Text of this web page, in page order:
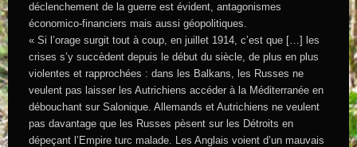
déclenchement de la guerre est évident, antagonismes
économico-financiers mais aussi géopolitiques.
« Si l’orage surgit tout à coup, en juillet 1914, c’est que […] les
crises s’y succèdent depuis le début du siècle, de plus en plus
violentes et rapprochées : dans les Balkans, les Russes ne
veulent pas laisser les Autrichiens accéder à la Méditerranée en
débouchant sur Salonique. Allemands et Autrichiens ne veulent
pas davantage que les Russes pèsent sur les Détroits en
dépeçant l’Empire turc malade. Les Anglais voient d’un mauvais